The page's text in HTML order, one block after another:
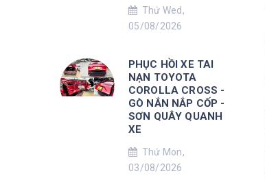
Thứ Wed,
05/08/2026
PHỤC HỒI XE TAI
NẠN TOYOTA
COROLLA CROSS -
GÒ NẮN NẮP CỐP -
SƠN QUÂY QUANH
XE
Thứ Mon,
03/08/2026